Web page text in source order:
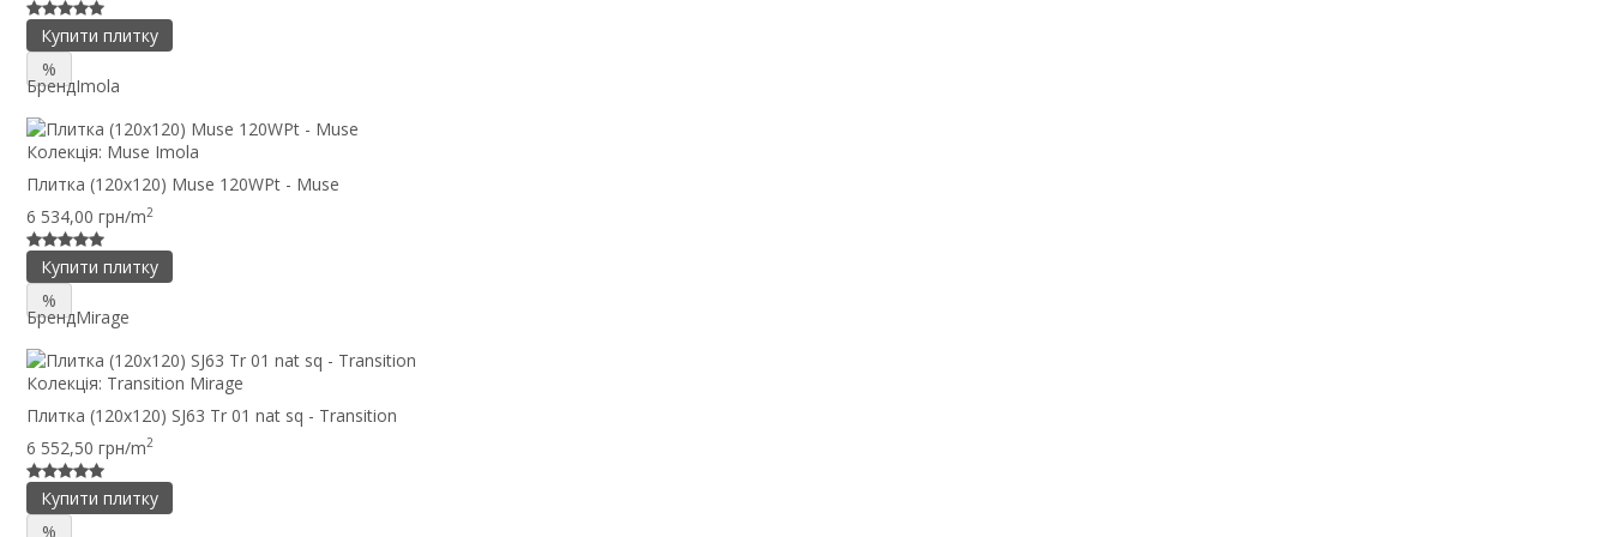
Купити плитку
%
БрендImola
Колекція: Muse Imola
Плитка (120x120) Muse 120WPt - Muse
6 534,00 грн/m2
Купити плитку
%
БрендMirage
Колекція: Transition Mirage
Плитка (120x120) SJ63 Tr 01 nat sq - Transition
6 552,50 грн/m2
Купити плитку
%